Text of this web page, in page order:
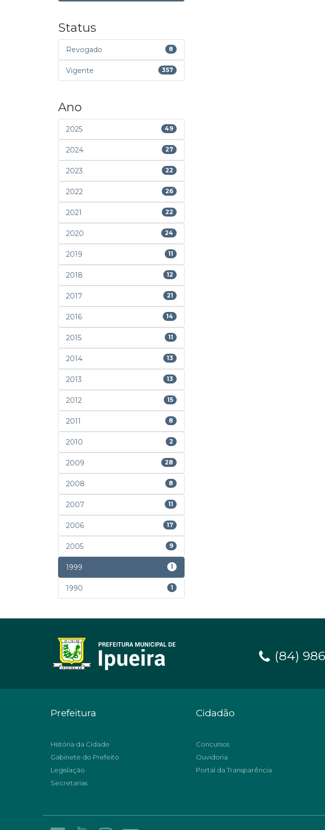
Status
Revogado 8
Vigente 357
Ano
2025 49
2024 27
2023 22
2022 26
2021 22
2020 24
2019 11
2018 12
2017 21
2016 14
2015 11
2014 13
2013 13
2012 15
2011 8
2010 2
2009 28
2008 8
2007 11
2006 17
2005 9
1999 1
1990 1
(84)
Prefeitura
História da Cidade
Gabinete do Prefeito
Legislação
Secretarias
Cidadão
Concursos
Ouvidoria
Portal da Transparência